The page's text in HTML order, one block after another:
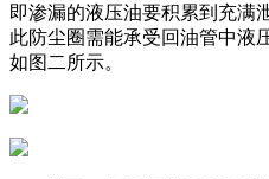
即渗漏的液压油要积累到充满
此防尘圈需能承受回油管中液
如图二所示。